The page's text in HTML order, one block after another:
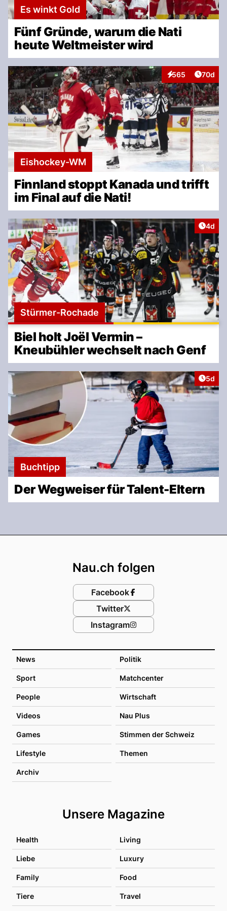
Es winkt Gold
Fünf Gründe, warum die Nati
heute Weltmeister wird
565
InteraktionenArtikel
70d
Eishockey-WM
Finnland stoppt Kanada und trifft
im Final auf die Nati!
4d
Stürmer-Rochade
Biel holt Joël Vermin –
Kneubühler wechselt nach Genf
5d
Buchtipp
Der Wegweiser für Talent-Eltern
News Politik
Sport Matchcenter
People Wirtschaft
Videos Nau Plus
Games Stimmen der Schweiz
Lifestyle Themen
Archiv
Unsere Magazine
Health Living
Liebe Luxury
Family Food
Tiere Travel
Nau.ch folgen
Facebook
Twitter
Instagram